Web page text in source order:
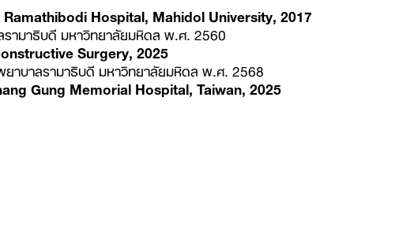
Hospital, Mahidol University, 2017
ามาธิบดี มหาวิทยาลัยมหิดล พ.ศ. 2560
Surgery, 2025
บาลรามาธิบดี มหาวิทยาลัยมหิดล พ.ศ. 2568
Gung Memorial Hospital, Taiwan, 2025